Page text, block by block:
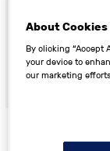
About Cookies
By clicking “Accept
your device to
our marketing